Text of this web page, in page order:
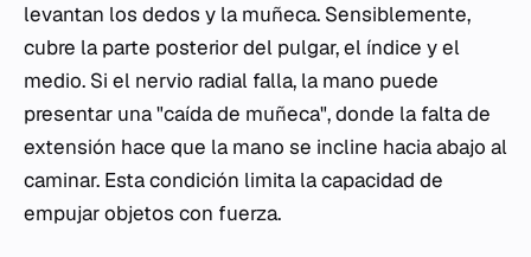
levantan los dedos y la muñeca. Sensiblemente,
cubre la parte posterior del pulgar, el índice y el
medio. Si el nervio radial falla, la mano puede
presentar una "caída de muñeca", donde la falta de
extensión hace que la mano se incline hacia abajo al
caminar. Esta condición limita la capacidad de
empujar objetos con fuerza.